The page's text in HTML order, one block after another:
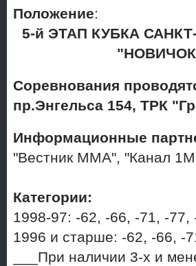
Положение:
5-й ЭТАП КУБКА
Соревнования
пр.Энгельса 154, ТРК
Информационные
"Вестник ММА", "Канал
Категории:
1998-97: -62, -66, -71, -77,
1996 и старше: -62, -66, -
___При наличии 3-х и